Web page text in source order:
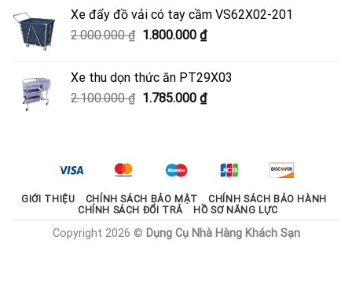
950.000 ₫.là:
600.000 ₫.
Xe đẩy đồ vải có tay cầm VS62X02-201
2.000.000₫ Giá
2.000.000 ₫.
1.800.000 ₫Giá
là:
1.800.000 ₫.
Xe thu dọn thức ăn PT29X03
2.100.000₫ Giá
1.785.000 ₫Giá
1.785.000 ₫.
GIỚI THIỆU CHÍNH SÁCH BẢO MẬT
CHÍNH SÁCH BẢO HÀNH
CHÍNH SÁCH ĐỔI TRẢ
HỒ SƠ NĂNG LỰC
Copyright 2026 © Dụng Cụ Nhà Hàng Khách Sạn